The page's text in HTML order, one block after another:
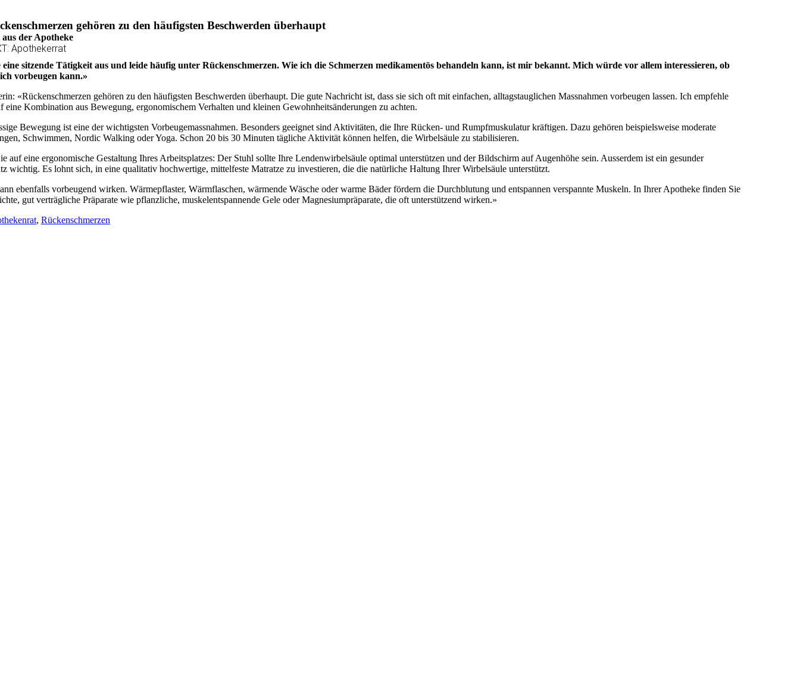
gehören zu den häufigsten Beschwerden überhaupt
der Apotheke
Apothekerrat
eine sitzende Tätigkeit aus und leide häufig unter Rückenschmerzen. Wie ich die Schmerzen medikamentös behandeln kann, ist mir bekannt. Mich würde vor allem interessieren, ob
vorbeugen kann.»
«Rückenschmerzen gehören zu den häufigsten Beschwerden überhaupt. Die gute Nachricht ist, dass sie sich oft mit einfachen, alltagstauglichen Massnahmen vorbeugen lassen. Ich empfehle
eine Kombination aus Bewegung, ergonomischem Verhalten und kleinen Gewohnheitsänderungen zu achten.
Bewegung ist eine der wichtigsten Vorbeugemassnahmen. Besonders geeignet sind Aktivitäten, die Ihre Rücken- und Rumpfmuskulatur kräftigen. Dazu gehören beispielsweise moderate
Schwimmen, Nordic Walking oder Yoga. Schon 20 bis 30 Minuten tägliche Aktivität können helfen, die Wirbelsäule zu stabilisieren.
auf eine ergonomische Gestaltung Ihres Arbeitsplatzes: Der Stuhl sollte Ihre Lendenwirbelsäule optimal unterstützen und der Bildschirm auf Augenhöhe sein. Ausserdem ist ein gesunder
wichtig. Es lohnt sich, in eine qualitativ hochwertige, mittelfeste Matratze zu investieren, die die natürliche Haltung Ihrer Wirbelsäule unterstützt.
ebenfalls vorbeugend wirken. Wärmepflaster, Wärmflaschen, wärmende Wäsche oder warme Bäder fördern die Durchblutung und entspannen verspannte Muskeln. In Ihrer Apotheke finden Sie
gut verträgliche Präparate wie pflanzliche, muskelentspannende Gele oder Magnesiumpräparate, die oft unterstützend wirken.»
, Rückenschmerzen